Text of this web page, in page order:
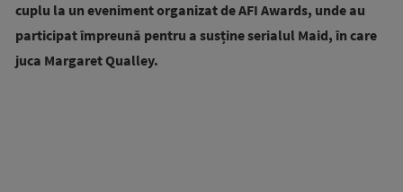
cuplu la un eveniment organizat de AFI Awards, unde au
participat împreună pentru a susține serialul Maid, în care
juca Margaret Qualley.